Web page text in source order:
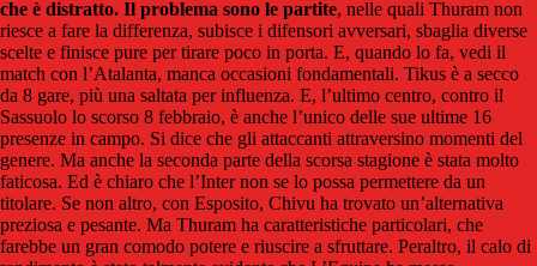
che è distratto. Il problema sono le partite, nelle quali Thuram non
riesce a fare la differenza, subisce i difensori avversari, sbaglia diverse
scelte e finisce pure per tirare poco in porta. E, quando lo fa, vedi il
match con l’Atalanta, manca occasioni fondamentali. Tikus è a secco
da 8 gare, più una saltata per influenza. E, l’ultimo centro, contro il
Sassuolo lo scorso 8 febbraio, è anche l’unico delle sue ultime 16
presenze in campo. Si dice che gli attaccanti attraversino momenti del
genere. Ma anche la seconda parte della scorsa stagione è stata molto
faticosa. Ed è chiaro che l’Inter non se lo possa permettere da un
titolare. Se non altro, con Esposito, Chivu ha trovato un’alternativa
preziosa e pesante. Ma Thuram ha caratteristiche particolari, che
farebbe un gran comodo potere e riuscire a sfruttare. Peraltro, il calo di